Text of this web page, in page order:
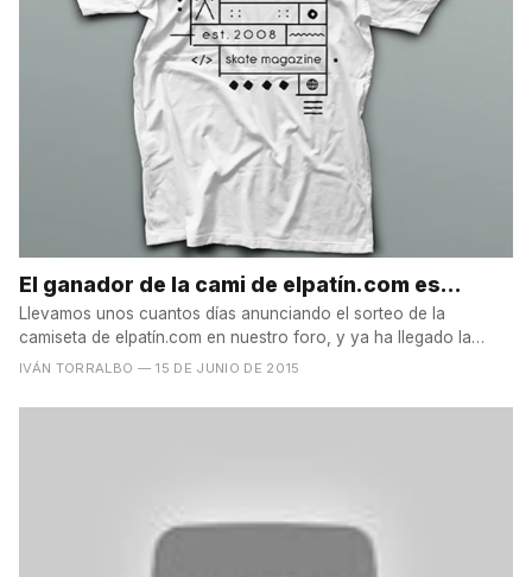
El ganador de la cami de elpatín.com es...
Llevamos unos cuantos días anunciando el sorteo de la
camiseta de elpatín.com en nuestro foro, y ya ha llegado la
hora...
IVÁN TORRALBO — 15 DE JUNIO DE 2015